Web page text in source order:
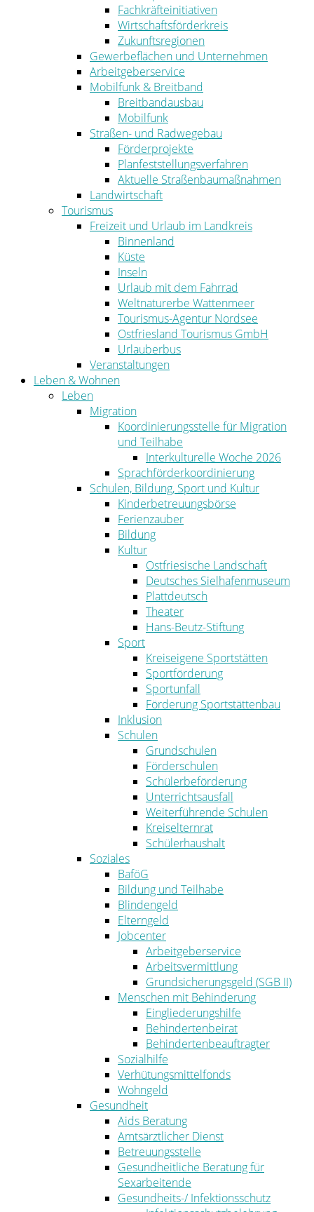
Fachkräfteinitiativen
Wirtschaftsförderkreis
Zukunftsregionen
Gewerbeflächen und Unternehmen
Arbeitgeberservice
Mobilfunk & Breitband
Breitbandausbau
Mobilfunk
Straßen- und Radwegebau
Förderprojekte
Planfeststellungsverfahren
Aktuelle Straßenbaumaßnahmen
Landwirtschaft
Tourismus
Freizeit und Urlaub im Landkreis
Binnenland
Küste
Inseln
Urlaub mit dem Fahrrad
Weltnaturerbe Wattenmeer
Tourismus-Agentur Nordsee
Ostfriesland Tourismus GmbH
Urlauberbus
Veranstaltungen
Leben & Wohnen
Leben
Migration
Koordinierungsstelle für Migration
und Teilhabe
Interkulturelle Woche 2026
Sprachförderkoordinierung
Schulen, Bildung, Sport und Kultur
Kinderbetreuungsbörse
Ferienzauber
Bildung
Kultur
Ostfriesische Landschaft
Deutsches Sielhafenmuseum
Plattdeutsch
Theater
Hans-Beutz-Stiftung
Sport
Kreiseigene Sportstätten
Sportförderung
Sportunfall
Förderung Sportstättenbau
Inklusion
Schulen
Grundschulen
Förderschulen
Schülerbeförderung
Unterrichtsausfall
Weiterführende Schulen
Kreiselternrat
Schülerhaushalt
Soziales
BaföG
Bildung und Teilhabe
Blindengeld
Elterngeld
Jobcenter
Arbeitgeberservice
Arbeitsvermittlung
Grundsicherungsgeld (SGB II)
Menschen mit Behinderung
Eingliederungshilfe
Behindertenbeirat
Behindertenbeauftragter
Sozialhilfe
Verhütungsmittelfonds
Wohngeld
Gesundheit
Aids Beratung
Amtsärztlicher Dienst
Betreuungsstelle
Gesundheitliche Beratung für
Sexarbeitende
Gesundheits-/ Infektionsschutz